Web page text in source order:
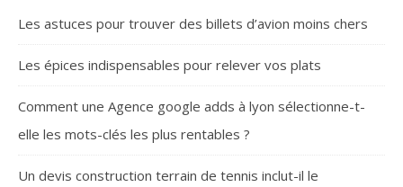
Les astuces pour trouver des billets d’avion moins chers
Les épices indispensables pour relever vos plats
Comment une Agence google adds à lyon sélectionne-t-
elle les mots-clés les plus rentables ?
Un devis construction terrain de tennis inclut-il le